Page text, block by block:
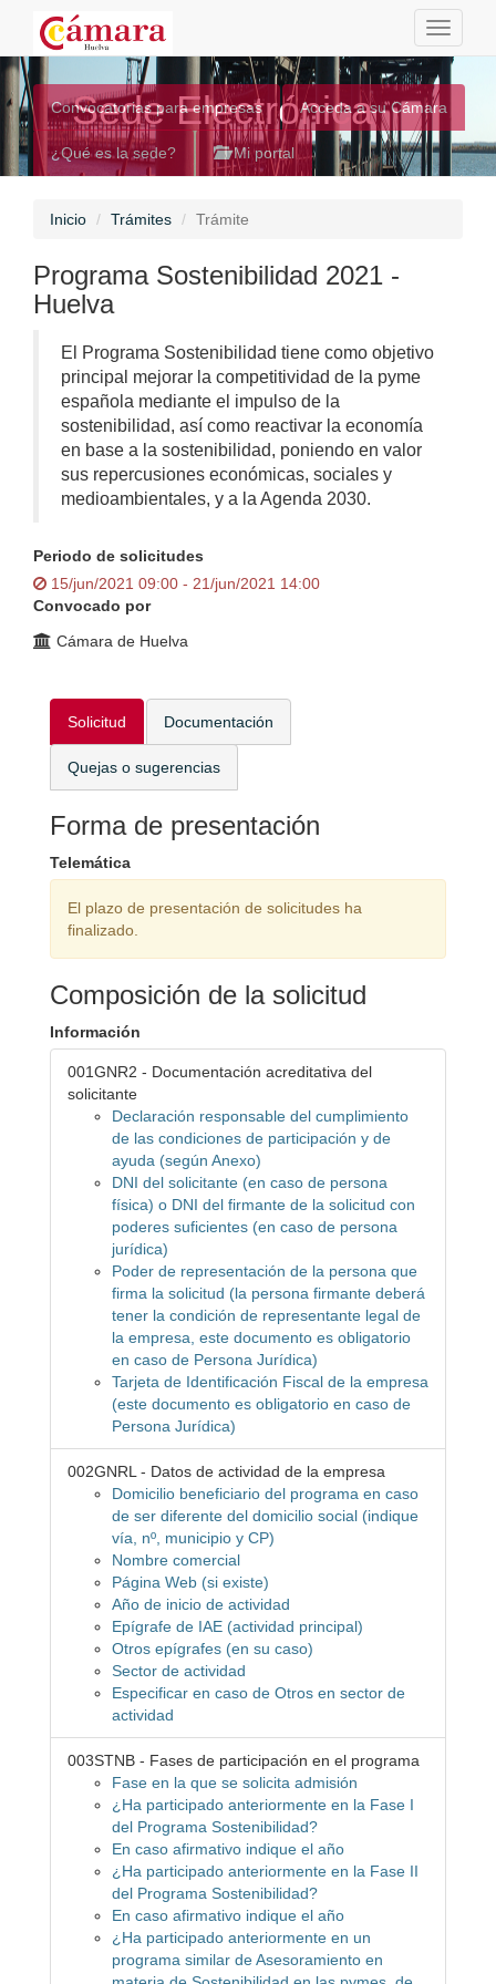
Toggle
Sede Electrónica
Convocatorias para empresas Acceda a su Cámara
¿Qué es la sede? Mi portal
Inicio Trámites Trámite
Programa Sostenibilidad 2021 -
Huelva
El Programa Sostenibilidad tiene como objetivo
principal mejorar la competitividad de la pyme
española mediante el impulso de la
sostenibilidad, así como reactivar la economía
en base a la sostenibilidad, poniendo en valor
sus repercusiones económicas, sociales y
medioambientales, y a la Agenda 2030.
Periodo de solicitudes
15/jun/2021 09:00 - 21/jun/2021 14:00
Convocado por
Cámara de Huelva
Solicitud Documentación
Quejas o sugerencias
Forma de presentación
Telemática
El plazo de presentación de solicitudes ha
finalizado.
Composición de la solicitud
Información
001GNR2 - Documentación acreditativa del
solicitante
Declaración responsable del cumplimiento
de las condiciones de participación y de
ayuda (según Anexo)
DNI del solicitante (en caso de persona
física) o DNI del firmante de la solicitud con
poderes suficientes (en caso de persona
jurídica)
Poder de representación de la persona que
firma la solicitud (la persona firmante deberá
tener la condición de representante legal de
la empresa, este documento es obligatorio
en caso de Persona Jurídica)
Tarjeta de Identificación Fiscal de la empresa
(este documento es obligatorio en caso de
Persona Jurídica)
002GNRL - Datos de actividad de la empresa
Domicilio beneficiario del programa en caso
de ser diferente del domicilio social (indique
vía, nº, municipio y CP)
Nombre comercial
Página Web (si existe)
Año de inicio de actividad
Epígrafe de IAE (actividad principal)
Otros epígrafes (en su caso)
Sector de actividad
Especificar en caso de Otros en sector de
actividad
003STNB - Fases de participación en el programa
Fase en la que se solicita admisión
¿Ha participado anteriormente en la Fase I
del Programa Sostenibilidad?
En caso afirmativo indique el año
¿Ha participado anteriormente en la Fase II
del Programa Sostenibilidad?
En caso afirmativo indique el año
¿Ha participado anteriormente en un
programa similar de Asesoramiento en